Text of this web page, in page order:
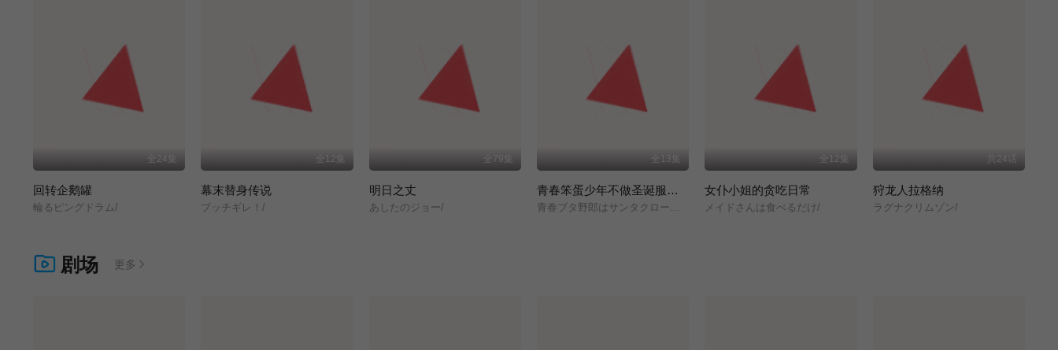
全24集
回转企鹅罐
輪るピングドラム/
全12集
幕末替身传说
ブッチギレ！/
全79集
明日之丈
あしたのジョー/
全13集
青春笨蛋少年不做圣诞服女郎的梦
全12集
女仆小姐的贪吃日常
メイドさんは食べるだけ/
共24话
狩龙人拉格纳
ラグナクリムゾン/
剧场 更多